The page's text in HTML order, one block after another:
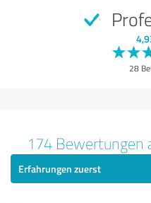
28
174 Bewertungen
Erfahrungen zuerst